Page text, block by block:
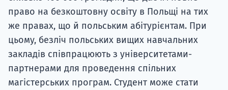
право на безкоштовну освіту в Польщі на тих
же правах, що й польським абітурієнтам. При
цьому, безліч польських вищих навчальних
закладів співпрацюють з університетами-
партнерами для проведення спільних
магістерських програм. Студент може стати